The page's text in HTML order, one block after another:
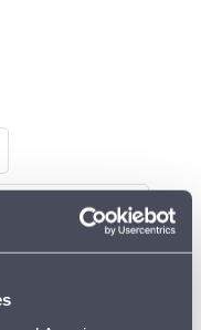
IN DEUTSCHLAND
BVDA